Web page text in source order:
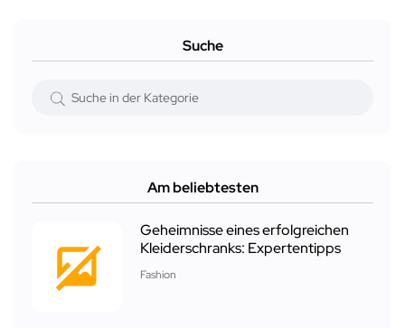
Suche
Am beliebtesten
Geheimnisse eines erfolgreichen
Kleiderschranks: Expertentipps
Fashion